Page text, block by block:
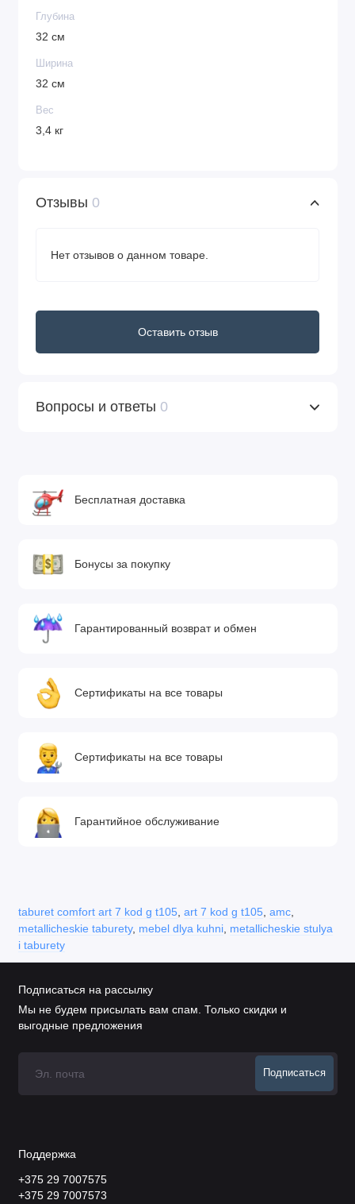
Глубина
32 см
Ширина
32 см
Вес
3,4 кг
Отзывы 0
Нет отзывов о данном товаре.
Оставить отзыв
Вопросы и ответы 0
Бесплатная доставка
Бонусы за покупку
Гарантированный возврат и обмен
Сертификаты на все товары
Сертификаты на все товары
Гарантийное обслуживание
taburet comfort art 7 kod g t105, art 7 kod g t105, amc,
metallicheskie taburety, mebel dlya kuhni, metallicheskie stulya
i taburety
Подписаться на рассылку
Мы не будем присылать вам спам. Только скидки и
выгодные предложения
Подписаться
Поддержка
+375 29 7007575
+375 29 7007573